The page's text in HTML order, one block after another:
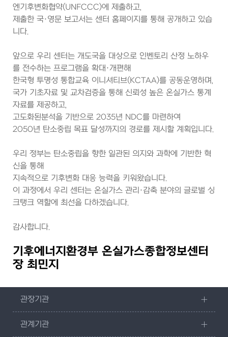
엔기후변화협약(UNFCCC)에 제출하고,
제출한 국·영문 보고서는 센터 홈페이지를 통해 공개하고 있습
니다.
앞으로 우리 센터는 개도국을 대상으로 인벤토리 산정 노하우
를 전수하는 프로그램을 확대·개편해
한국형 투명성 통합교육 이니셔티브(KCTAA)를 공동운영하며,
국가 기초자료 및 교차검증을 통해 신뢰성 높은 온실가스 통계
자료를 제공하고,
고도화된분석을 기반으로 2035년 NDC를 마련하여
2050년 탄소중립 목표 달성까지의 경로를 제시할 계획입니다.
우리 정부는 탄소중립을 향한 일관된 의지와 과학에 기반한 혁
신을 통해
지속적으로 기후변화 대응 능력을 키워왔습니다.
이 과정에서 우리 센터는 온실가스 관리·감축 분야의 글로벌 싱
크탱크 역할에 최선을 다하겠습니다.
감사합니다.
기후에너지환경부 온실가스종합정보센터
장 최민지
관장기관
관계기관